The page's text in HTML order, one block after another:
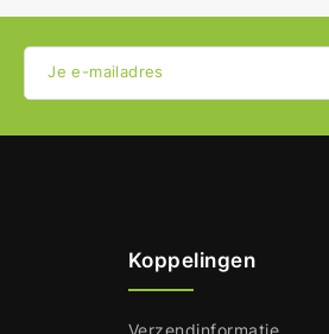
Je e-mailadres
Koppelingen
Verzendinformatie